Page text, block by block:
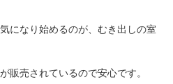
になり始めるのが、むき出しの室
販売されているので安心です。